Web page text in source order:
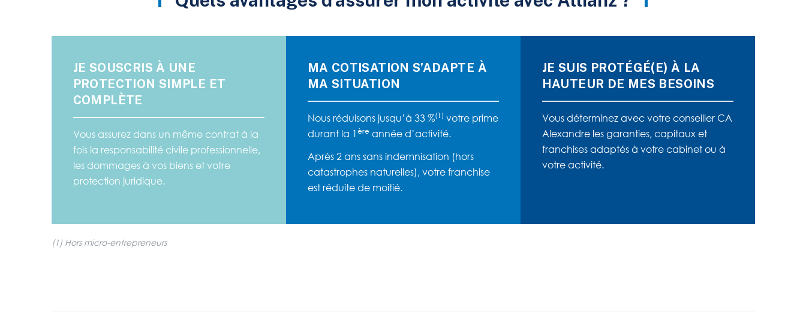
JE SOUSCRIS À UNE
PROTECTION SIMPLE ET
COMPLÈTE
Vous assurez dans un même contrat à la
fois la responsabilité civile professionnelle,
les dommages à vos biens et votre
protection juridique.
MA COTISATION S’ADAPTE À
MA SITUATION
Nous réduisons jusqu’à 33 %(1) votre prime
durant la 1èreannée d’activité.
Après 2 ans sans indemnisation (hors
catastrophes naturelles), votre franchise
est réduite de moitié.
JE SUIS PROTÉGÉ(E) À LA
HAUTEUR DE MES BESOINS
Vous déterminez avec votre conseiller CA
Alexandre les garanties, capitaux et
franchises adaptés à votre cabinet ou à
votre activité.
(1) Hors micro-entrepreneurs